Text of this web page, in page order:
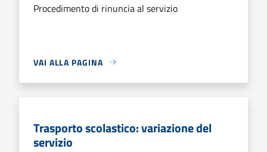
Procedimento di rinuncia al servizio
VAI ALLA PAGINA
Trasporto scolastico: variazione del
servizio